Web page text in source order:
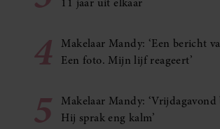
4
Makelaar Mandy: ‘Een bericht
Een foto. Mijn lijf reageert’
5
Makelaar Mandy: ‘Vrijdagavond
Hij sprak eng kalm’